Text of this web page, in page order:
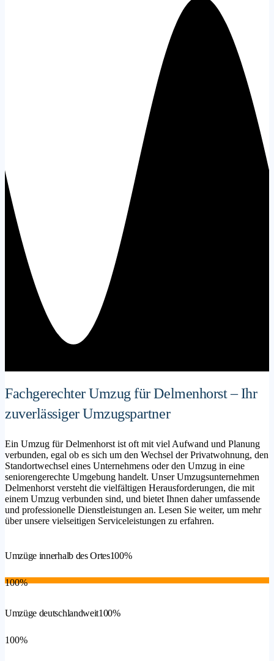
Fachgerechter Umzug für Delmenhorst – Ihr
zuverlässiger Umzugspartner
Ein Umzug für Delmenhorst ist oft mit viel Aufwand und Planung
verbunden, egal ob es sich um den Wechsel der Privatwohnung, den
Standortwechsel eines Unternehmens oder den Umzug in eine
seniorengerechte Umgebung handelt. Unser Umzugsunternehmen
Delmenhorst versteht die vielfältigen Herausforderungen, die mit
einem Umzug verbunden sind, und bietet Ihnen daher umfassende
und professionelle Dienstleistungen an. Lesen Sie weiter, um mehr
über unsere vielseitigen Serviceleistungen zu erfahren.
Umzüge innerhalb des Ortes100%
100%
Umzüge deutschlandweit100%
100%